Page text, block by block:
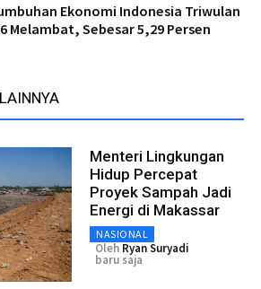
Ekonomi Indonesia Triwulan
Melambat, Sebesar 5,29 Persen
Menteri Lingkungan
Hidup Percepat
Proyek Sampah Jadi
Energi di Makassar
NASIONAL
Oleh Ryan Suryadi
baru saja